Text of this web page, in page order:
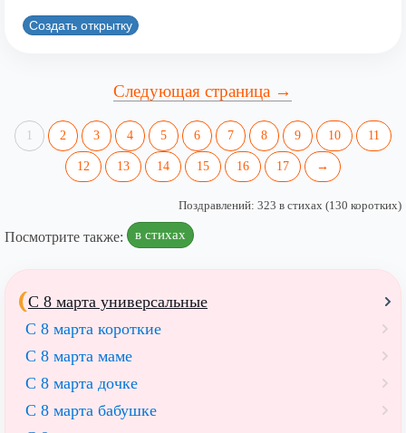
Создать открытку
Следующая страница →
1 2 3 4 5 6 7 8 9 10 11
12 13 14 15 16 17 →
Поздравлений: 323 в стихах (130 коротких)
Посмотрите также: в стихах
С 8 марта универсальные
С 8 марта короткие
С 8 марта маме
С 8 марта дочке
С 8 марта бабушке